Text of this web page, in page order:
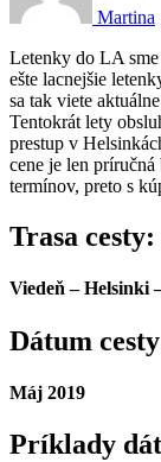
Martina
Letenky do LA
ešte lacnejšie
sa tak viete
Tentokrát lety
prestup v
cene je len
termínov, preto s
Trasa cesty:
Viedeň– Helsinki
Dátum
Máj 2019
Príklady